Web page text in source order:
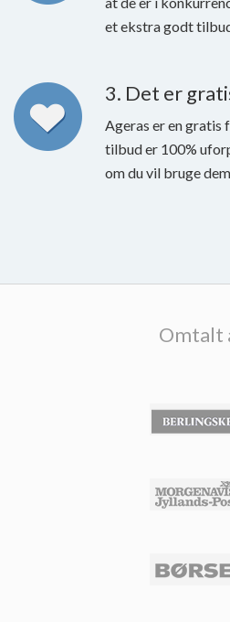
et ekstra godt
3. Det er
Ageras er en gratis
tilbud er 100%
om du vil bruge
Omtalt